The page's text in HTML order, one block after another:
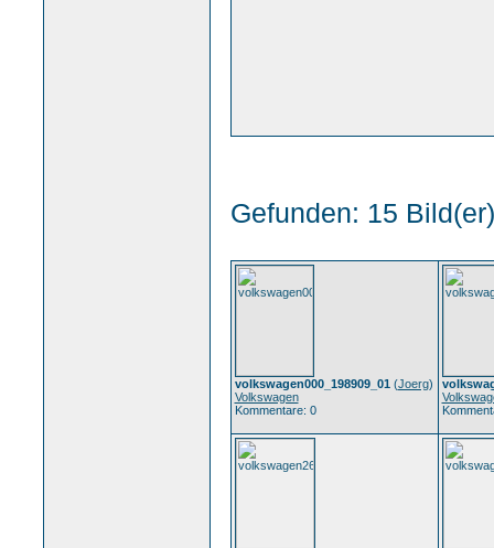
Gefunden: 15
volkswagen000_198909_01(Joerg)
Volkswagen
Kommentare: 0